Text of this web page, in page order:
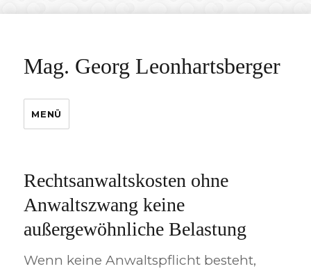
Mag. Georg Leonhartsberger
MENÜ
Rechtsanwaltskosten ohne
Anwaltszwang keine
außergewöhnliche Belastung
Wenn keine Anwaltspflicht besteht,